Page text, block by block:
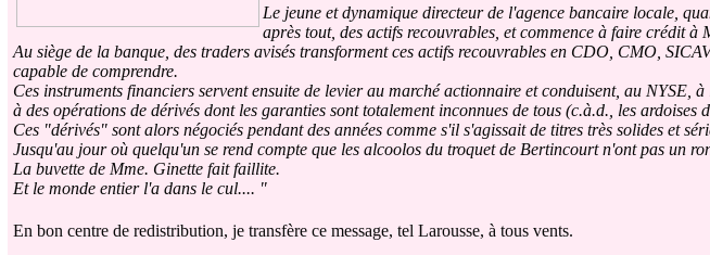
Le jeune et dynamique directeur de l'agence bancaire locale,
après tout, des actifs recouvrables, et commence à faire crédit à
Au siège de la banque, des traders avisés transforment ces actifs recouvrables en CDO, CMO,
capable de comprendre.
Ces instruments financiers servent ensuite de levier au marché actionnaire et conduisent, au NYSE,
à des opérations de dérivés dont les garanties sont totalement inconnues de tous (c.à.d., les ardoises
Ces "dérivés" sont alors négociés pendant des années comme s'il s'agissait de titres très solides et
Jusqu'au jour où quelqu'un se rend compte que les alcoolos du troquet de Bertincourt n'ont pas un
La buvette de Mme. Ginette fait faillite.
Et le monde entier l'a dans le cul.... "
En bon centre de redistribution, je transfère ce message, tel Larousse, à tous vents.